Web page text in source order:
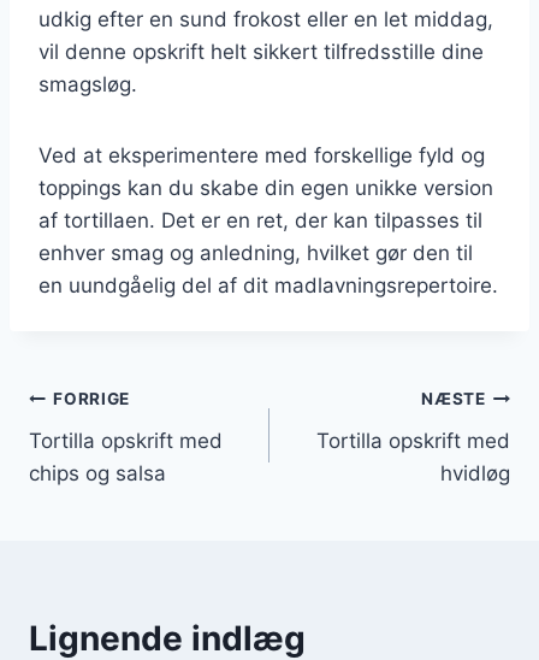
udkig efter en sund frokost eller en let middag,
vil denne opskrift helt sikkert tilfredsstille dine
smagsløg.
Ved at eksperimentere med forskellige fyld og
toppings kan du skabe din egen unikke version
af tortillaen. Det er en ret, der kan tilpasses til
enhver smag og anledning, hvilket gør den til
en uundgåelig del af dit madlavningsrepertoire.
Indlægsnavigation
FORRIGE
Tortilla opskrift med
chips og salsa
NÆSTE
Tortilla opskrift med
hvidløg
Lignende indlæg